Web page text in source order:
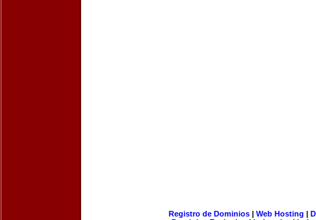
Registro de Dominios| Web Hosting |